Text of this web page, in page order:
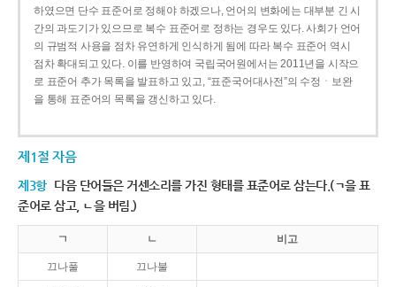
하였으면 단수 표준어로 정해야 하겠으나, 언어의 변화에는 대부분 긴 시
간의 과도기가 있으므로 복수 표준어로 정하는 경우도 있다. 사회가 언어
의 규범적 사용을 점차 유연하게 인식하게 됨에 따라 복수 표준어 역시
점차 확대되고 있다. 이를 반영하여 국립국어원에서는 2011년을 시작으
로 표준어 추가 목록을 발표하고 있고, “표준국어대사전”의 수정ㆍ보완
을 통해 표준어의 목록을 갱신하고 있다.
제1절 자음
제3항 다음 단어들은 거센소리를 가진 형태를 표준어로 삼는다.(ㄱ을 표
준어로 삼고, ㄴ을 버림.)
ㄱ ㄴ 비고
끄나풀 끄나불